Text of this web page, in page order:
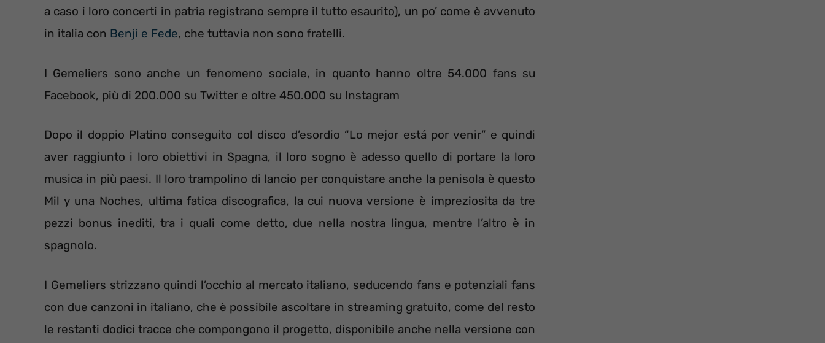
a caso i loro concerti in patria registrano sempre il tutto esaurito), un po’ come è avvenuto
in italia con Benji e Fede, che tuttavia non sono fratelli.
I Gemeliers sono anche un fenomeno sociale, in quanto hanno oltre 54.000 fans su
Facebook, più di 200.000 su Twitter e oltre 450.000 su Instagram
Dopo il doppio Platino conseguito col disco d’esordio “Lo mejor está por venir” e quindi
aver raggiunto i loro obiettivi in Spagna, il loro sogno è adesso quello di portare la loro
musica in più paesi. Il loro trampolino di lancio per conquistare anche la penisola è questo
Mil y una Noches, ultima fatica discografica, la cui nuova versione è impreziosita da tre
pezzi bonus inediti, tra i quali come detto, due nella nostra lingua, mentre l’altro è in
spagnolo.
I Gemeliers strizzano quindi l’occhio al mercato italiano, seducendo fans e potenziali fans
con due canzoni in italiano, che è possibile ascoltare in streaming gratuito, come del resto
le restanti dodici tracce che compongono il progetto, disponibile anche nella versione con